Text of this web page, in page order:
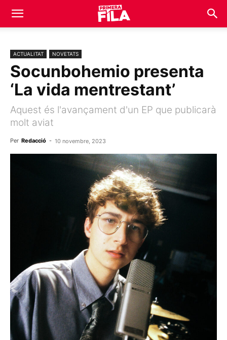
ACTUALITAT NOVETATS
Socunbohemio presenta
‘La vida mentrestant’
Aquest és l'avançament d'un EP que publicarà
molt aviat
Per Redacció - 10 novembre, 2023